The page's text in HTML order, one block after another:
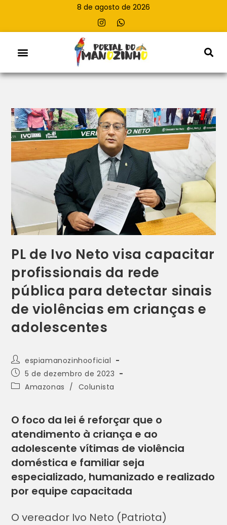
8 de agosto de 2026
PL de Ivo Neto visa capacitar
profissionais da rede
pública para detectar sinais
de violências em crianças e
adolescentes
espiamanozinhooficial
5 de dezembro de 2023
Amazonas / Colunista
O foco da lei é reforçar que o
atendimento à criança e ao
adolescente vítimas de violência
doméstica e familiar seja
especializado, humanizado e realizado
por equipe capacitada
O vereador Ivo Neto (Patriota)